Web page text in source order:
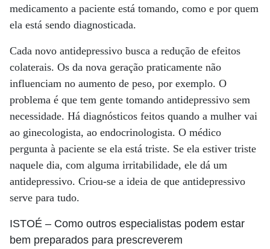
medicamento a paciente está tomando, como e por quem
ela está sendo diagnosticada.
Cada novo antidepressivo busca a redução de efeitos
colaterais. Os da nova geração praticamente não
influenciam no aumento de peso, por exemplo. O
problema é que tem gente tomando antidepressivo sem
necessidade. Há diagnósticos feitos quando a mulher vai
ao ginecologista, ao endocrinologista. O médico
pergunta à paciente se ela está triste. Se ela estiver triste
naquele dia, com alguma irritabilidade, ele dá um
antidepressivo. Criou-se a ideia de que antidepressivo
serve para tudo.
ISTOÉ – Como outros especialistas podem estar
bem preparados para prescreverem